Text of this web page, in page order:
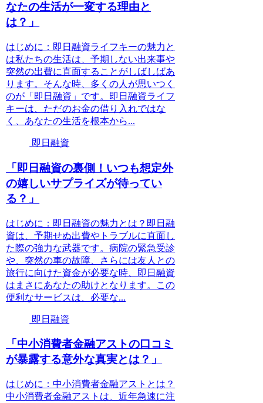
なたの生活が一変する理由と
は？」
はじめに：即日融資ライフキーの魅力と
は私たちの生活は、予期しない出来事や
突然の出費に直面することがしばしばあ
ります。そんな時、多くの人が思いつく
のが「即日融資」です。即日融資ライフ
キーは、ただのお金の借り入れではな
く、あなたの生活を根本から...
即日融資
「即日融資の裏側！いつも想定外
の嬉しいサプライズが待ってい
る？」
はじめに：即日融資の魅力とは？即日融
資は、予期せぬ出費やトラブルに直面し
た際の強力な武器です。病院の緊急受診
や、突然の車の故障、さらには友人との
旅行に向けた資金が必要な時、即日融資
はまさにあなたの助けとなります。この
便利なサービスは、必要な...
即日融資
「中小消費者金融アストの口コミ
が暴露する意外な真実とは？」
はじめに：中小消費者金融アストとは？
中小消費者金融アストは、近年急速に注